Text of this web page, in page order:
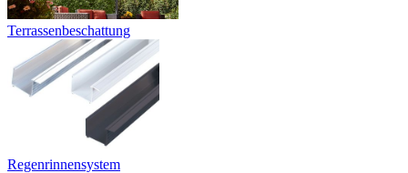
Terrassenbeschattung
Regenrinnensystem